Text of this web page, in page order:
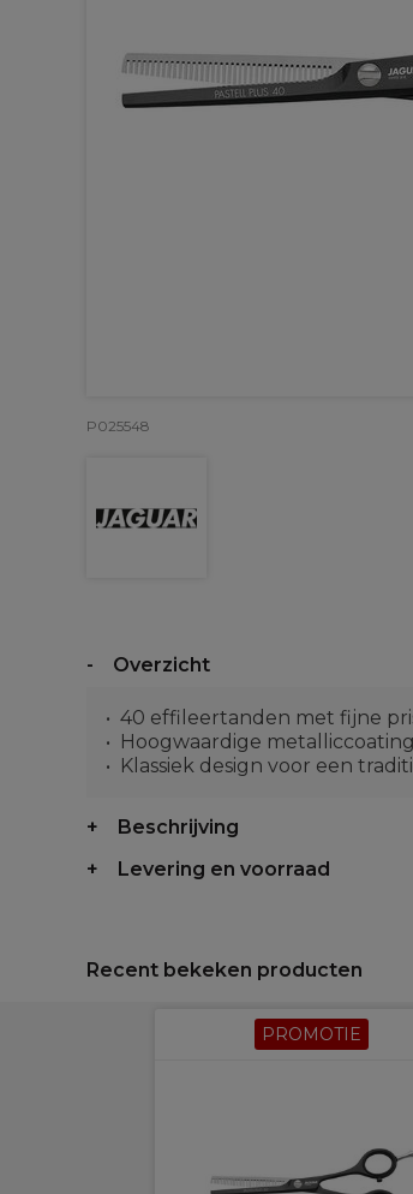
P025548
Overzicht
40 effileertanden met fijne
Hoogwaardige
Klassiek design voor een
Beschrijving
Levering en voorraad
Recent bekeken producten
PROMOTIE